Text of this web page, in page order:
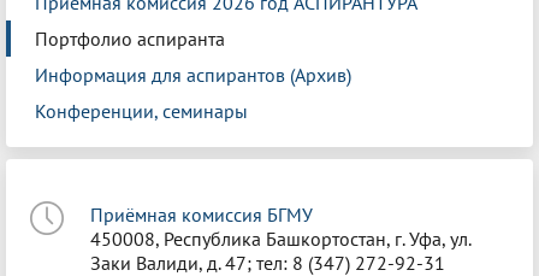
Портфолио аспиранта
Информация для аспирантов (Архив)
Конференции, семинары
Приёмная комиссия БГМУ
450008, Республика Башкортостан, г. Уфа, ул.
Заки Валиди, д. 47; тел: 8 (347) 272-92-31